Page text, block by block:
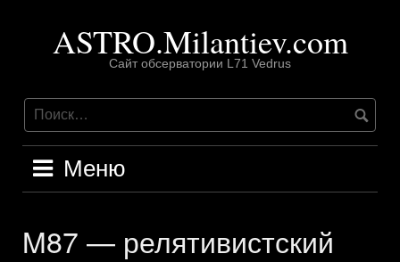
содержимомуASTRO.Milantiev.com
Сайт обсерватории L71 Vedrus
Меню
M87 — релятивистский